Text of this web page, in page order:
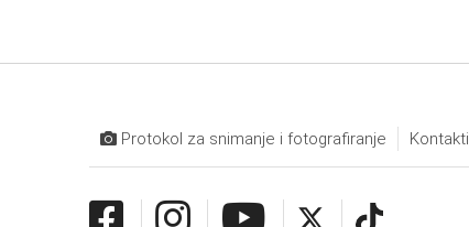
Protokol za snimanje i fotografiranje Kontakti